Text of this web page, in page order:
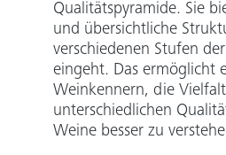
Qualitätspyramide. Sie
und übersichtliche
verschiedenen Stufen
eingeht. Das ermöglicht
Weinkennern, die
unterschiedlichen
Weine besser zu